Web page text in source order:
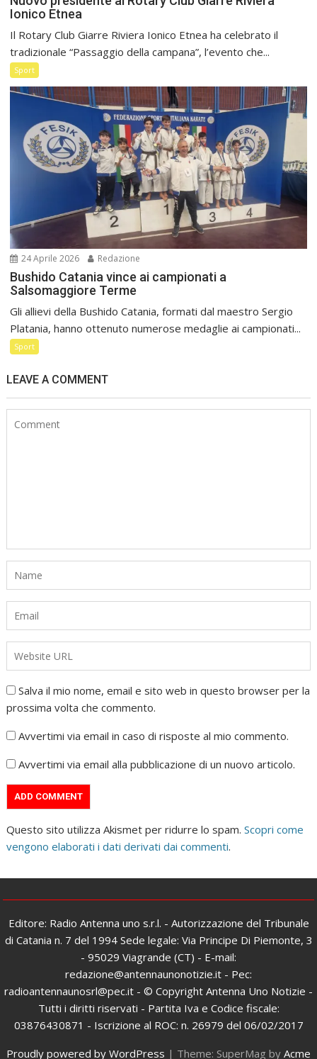
Ionico Etnea
Il Rotary Club Giarre Riviera Ionico Etnea ha celebrato il
tradizionale “Passaggio della campana”, l’evento che...
Sport
24 Aprile 2026 Redazione
Bushido Catania vince ai campionati a
Salsomaggiore Terme
Gli allievi della Bushido Catania, formati dal maestro Sergio
Platania, hanno ottenuto numerose medaglie ai campionati...
Sport
LEAVE A COMMENT
Salva il mio nome, email e sito web in questo browser per la
prossima volta che commento.
Avvertimi via email in caso di risposte al mio commento.
Avvertimi via email alla pubblicazione di un nuovo articolo.
Questo sito utilizza Akismet per ridurre lo spam.Scopri come
vengono elaborati i dati derivati dai commenti.
Editore: Radio Antenna uno s.r.l. - Autorizzazione del Tribunale
di Catania n. 7 del 1994 Sede legale: Via Principe Di Piemonte, 3
- 95029 Viagrande (CT) - E-mail:
redazione@antennaunonotizie.it - Pec:
radioantennaunosrl@pec.it - © Copyright Antenna Uno Notizie -
Tutti i diritti riservati - Partita Iva e Codice fiscale:
03876430871 - Iscrizione al ROC: n. 26979 del 06/02/2017
Proudly powered by WordPress | Theme: SuperMag by Acme